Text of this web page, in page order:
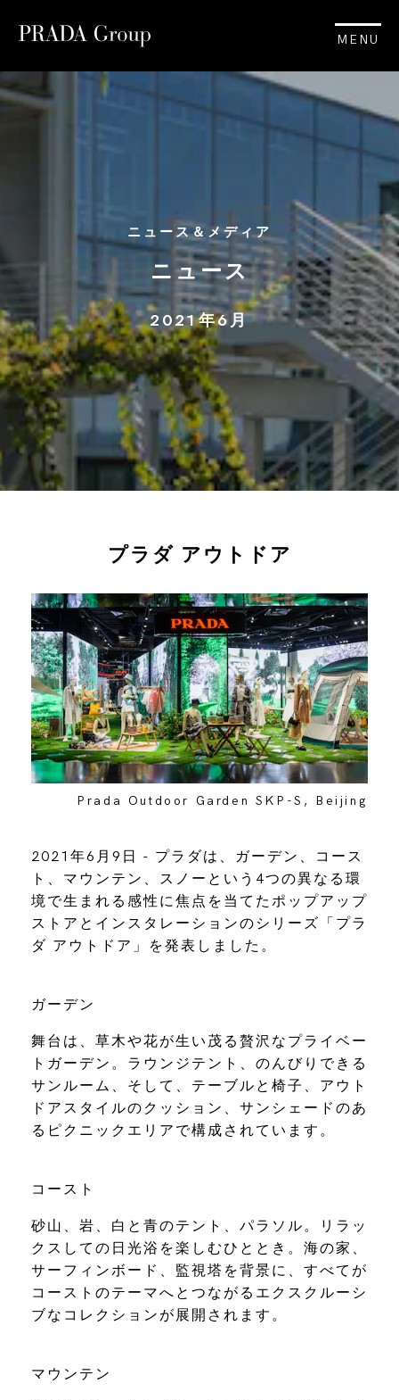
MENU
ニュース＆メディア
ニュース
2021年6月
プラダ アウトドア
Prada Outdoor Garden SKP-S, Beijing
2021年6月9日 - プラダは、ガーデン、コース
ト、マウンテン、スノーという4つの異なる環
境で生まれる感性に焦点を当てたポップアップ
ストアとインスタレーションのシリーズ「プラ
ダ アウトドア」を発表しました。
ガーデン
舞台は、草木や花が生い茂る贅沢なプライベー
トガーデン。ラウンジテント、のんびりできる
サンルーム、そして、テーブルと椅子、アウト
ドアスタイルのクッション、サンシェードのあ
るピクニックエリアで構成されています。
コースト
砂山、岩、白と青のテント、パラソル。リラッ
クスしての日光浴を楽しむひととき。海の家、
サーフィンボード、監視塔を背景に、すべてが
コーストのテーマへとつながるエクスクルーシ
ブなコレクションが展開されます。
マウンテン